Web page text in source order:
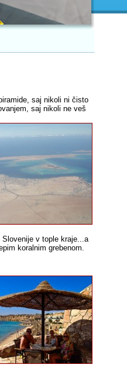
saj nikoli ni čisto
saj nikoli ne veš
v tople kraje...a
koralnim grebenom.